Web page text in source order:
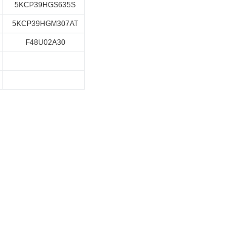
5KCP39HGS635S
5KCP39HGM307AT
F48U02A30